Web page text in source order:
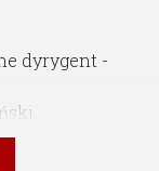
dyrygent -